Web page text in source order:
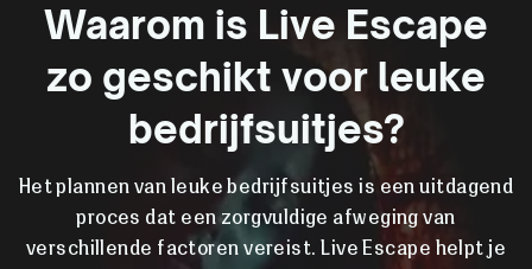
Waarom is Live Escape
zo geschikt voor leuke
bedrijfsuitjes?
Het plannen van leuke bedrijfsuitjes is een uitdagend
proces dat een zorgvuldige afweging van
verschillende factoren vereist. Live Escape helpt je